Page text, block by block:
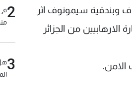
وبندقية سيمونوف اثر
من الجزائر
الامن.
2
3